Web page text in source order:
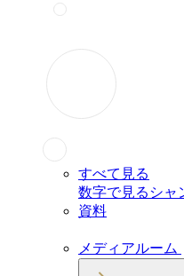
すべて見る
数字で見るシャ
資料
メディアルーム